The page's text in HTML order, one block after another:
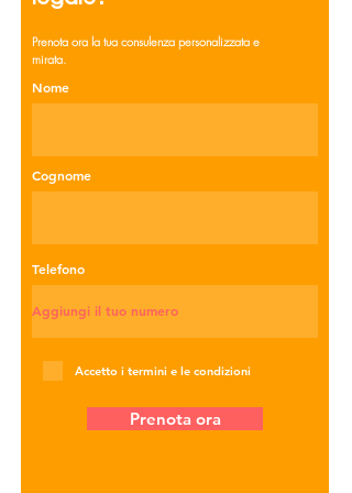
Prenota ora la tua consulenza personalizzata e
mirata.
Nome
Cognome
Telefono
Accetto i termini e le condizioni
Prenota ora